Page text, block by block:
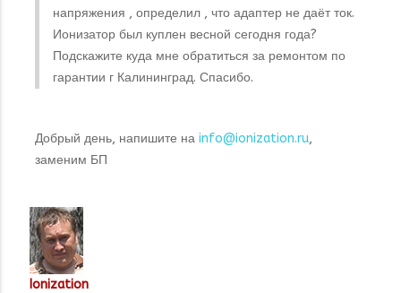
напряжения , определил , что адаптер не даёт ток.
Ионизатор был куплен весной сегодня года?
Подскажите куда мне обратиться за ремонтом по
гарантии г Калининград. Спасибо.
Добрый день, напишите на info@ionization.ru,
заменим БП
Ionization